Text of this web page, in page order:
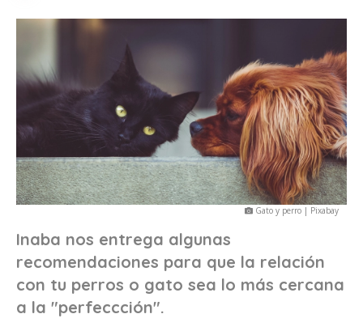
Gato y perro | Pixabay
Inaba nos entrega algunas
recomendaciones para que la relación
con tu perros o gato sea lo más cercana
a la "perfeccción".